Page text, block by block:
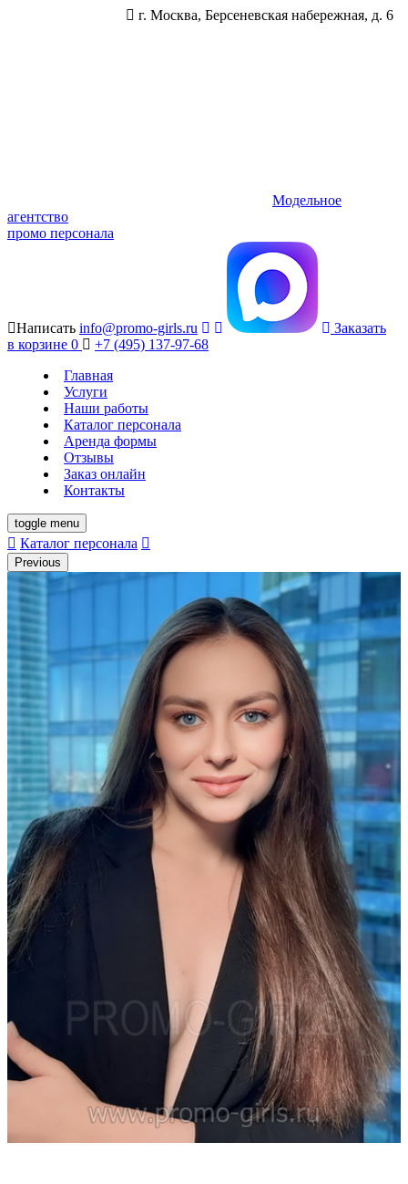
г. Москва, Берсеневская набережная, д. 6
Модельное
агентство
промо персонала
Написать info@promo-girls.ru
Заказать
в корзине 0
+7 (495) 137-97-68
Главная
Услуги
Наши работы
Каталог персонала
Аренда формы
Отзывы
Заказ онлайн
Контакты
toggle menu
Каталог персонала
Previous